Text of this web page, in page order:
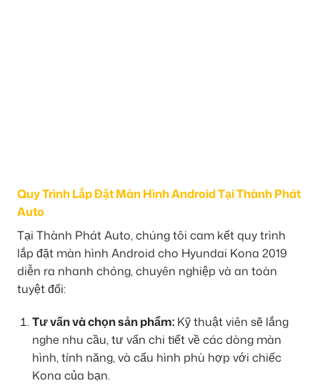
Quy Trình Lắp Đặt Màn Hình Android Tại Thành Phát
Auto
Tại Thành Phát Auto, chúng tôi cam kết quy trình
lắp đặt màn hình Android cho Hyundai Kona 2019
diễn ra nhanh chóng, chuyên nghiệp và an toàn
tuyệt đối:
Tư vấn và chọn sản phẩm:Kỹ thuật viên sẽ lắng
nghe nhu cầu, tư vấn chi tiết về các dòng màn
hình, tính năng, và cấu hình phù hợp với chiếc
Kona của bạn.